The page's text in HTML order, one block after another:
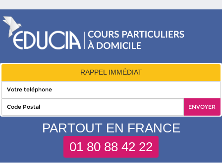
RAPPEL IMMÉDIAT
PARTOUT EN FRANCE
01 80 88 42 22